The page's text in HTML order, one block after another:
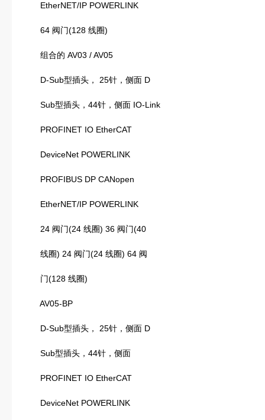
EtherNET/IP POWERLINK
64 阀门(128 线圈)
组合的 AV03 / AV05
D-Sub型插头， 25针，侧面 D
Sub型插头，44针，侧面 IO-Link
PROFINET IO EtherCAT
DeviceNet POWERLINK
PROFIBUS DP CANopen
EtherNET/IP POWERLINK
24 阀门(24 线圈) 36 阀门(40
线圈) 24 阀门(24 线圈) 64 阀
门(128 线圈)
AV05-BP
D-Sub型插头， 25针，侧面 D
Sub型插头，44针，侧面
PROFINET IO EtherCAT
DeviceNet POWERLINK